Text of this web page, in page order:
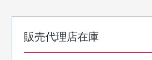
販売代理店在庫